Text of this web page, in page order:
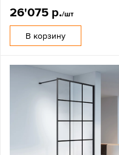
26'075 р./шт
В корзину